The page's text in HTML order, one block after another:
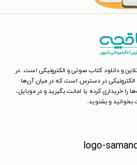
و دانلود کتاب صوتی و الکترونیکی است. در
الکترونیکی در دسترس است که در میان آن‌ها
خریداری کرده یا امانت بگیرید و در موبایل،
بخوانید و بشنوید.